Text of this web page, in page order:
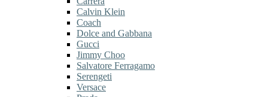
Calvin Klein
Coach
Dolce and Gabbana
Gucci
Jimmy Choo
Salvatore Ferragamo
Serengeti
Versace